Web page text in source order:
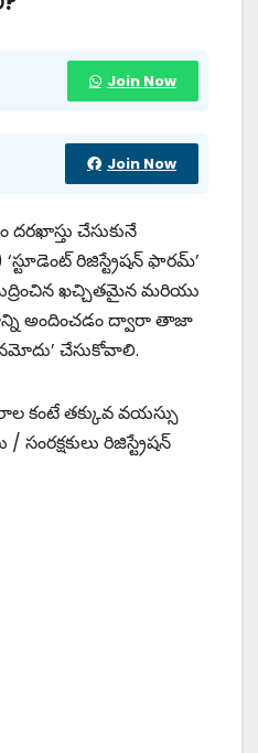
Join Now
Join Now
చేసుకునే
‘స్టూడెంట్ రిజిస్ట్రేషన్ ఫారమ్’
ఖచ్చితమైన మరియు
అందించడం ద్వారా తాజా
చేసుకోవాలి.
కంటే తక్కువ వయస్సు
/ సంరక్షకులు రిజిస్ట్రేషన్